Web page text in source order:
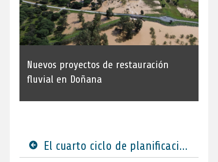
Nuevos proyectos de restauración
fluvial en Doñana
El cuarto ciclo de planificación hidrológica suma un nuevo hito con un taller participativo sobre caudales ecológicos organizado por la Confederación Hidrográfica del Guadalquivir